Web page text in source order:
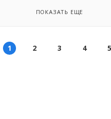
ПОКАЗАТЬ ЕЩЕ
1 2 3 4 5